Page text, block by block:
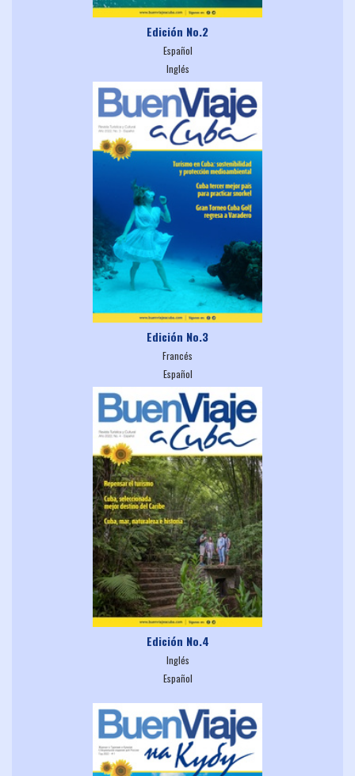
Edición No.2
Español
Inglés
Edición No.3
Francés
Español
Edición No.4
Inglés
Español